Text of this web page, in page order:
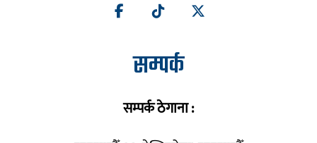
सम्पर्क
सम्पर्क ठेगाना :